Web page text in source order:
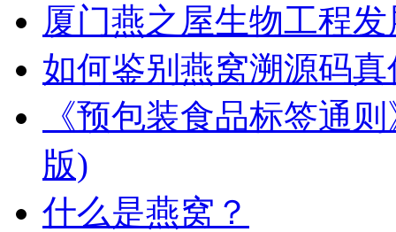
厦门燕之屋生物工程
如何鉴别燕窝溯源码真
《预包装食品标签通
版)
什么是燕窝？